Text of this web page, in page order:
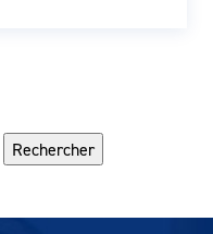
Rechercher